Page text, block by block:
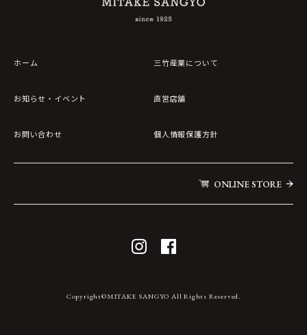
ホーム 三竹産業について
お知らせ・イベント 直営店舗
お問い合わせ 個人情報保護方針
ONLINE STORE
Copyright©MITAKE SANGYO All Rights Reserved.